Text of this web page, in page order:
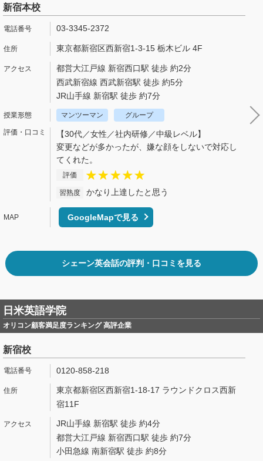
新宿本校
03-3345-2372
東京都新宿区西新宿1-3-15 栃木ビル 4F
都営大江戸線 新宿西口駅 徒歩 約2分
西武新宿線 西武新宿駅 徒歩 約5分
JR山手線 新宿駅 徒歩 約7分
マンツーマン グループ
【30代／女性／社内研修／中級レベル】
変更などが多かったが、嫌な顔をしないで対応し
てくれた。
評価
習熟度 かなり上達したと思う
GoogleMapで見る
シェーン英会話の評判・口コミを見る
日米英語学院
オリコン顧客満足度ランキング 高評企業
新宿校
0120-858-218
東京都新宿区西新宿1-18-17 ラウンドクロス西新
宿11F
JR山手線 新宿駅 徒歩 約4分
都営大江戸線 新宿西口駅 徒歩 約7分
小田急線 南新宿駅 徒歩 約8分